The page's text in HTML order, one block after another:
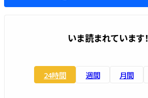
いま読まれています！
24時間 週間 月間